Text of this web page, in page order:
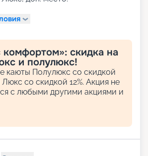
комфортом»: скидка на
и полулюкс!
каюты Полулюкс со скидкой
со скидкой 12%. Акция не
с любыми другими акциями и